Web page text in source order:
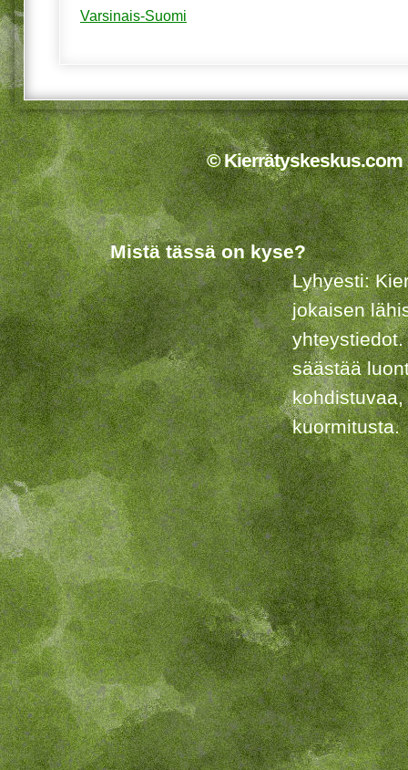
Varsinais-Suomi
© Kierrätyskeskus.com
Mistä tässä on kyse?
Lyhyesti:
jokaisen
säästää
kuormitusta.